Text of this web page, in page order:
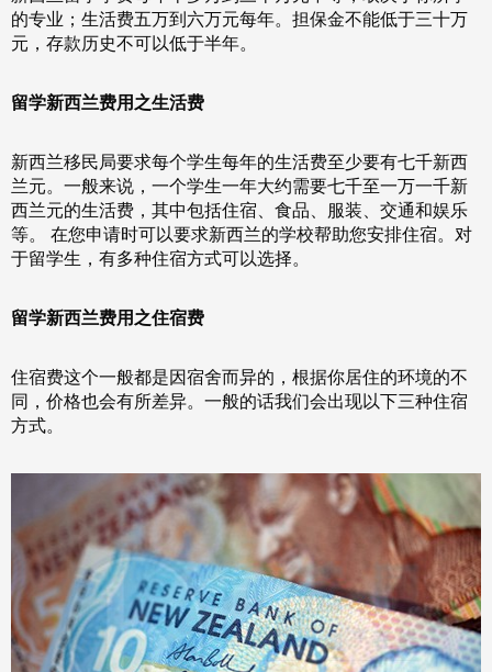
的专业；生活费五万到六万元每年。担保金不能低于三十万
元，存款历史不可以低于半年。
留学新西兰费用之生活费
新西兰移民局要求每个学生每年的生活费至少要有七千新西
兰元。一般来说，一个学生一年大约需要七千至一万一千新
西兰元的生活费，其中包括住宿、食品、服装、交通和娱乐
等。 在您申请时可以要求新西兰的学校帮助您安排住宿。对
于留学生，有多种住宿方式可以选择。
留学新西兰费用之住宿费
住宿费这个一般都是因宿舍而异的，根据你居住的环境的不
同，价格也会有所差异。一般的话我们会出现以下三种住宿
方式。